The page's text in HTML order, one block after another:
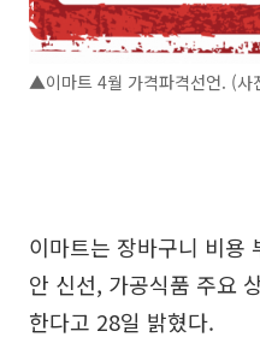
▲이마트 4월 가격파격선언. (사
이마트는 장바구니 비용
안 신선, 가공식품 주요
한다고 28일 밝혔다.